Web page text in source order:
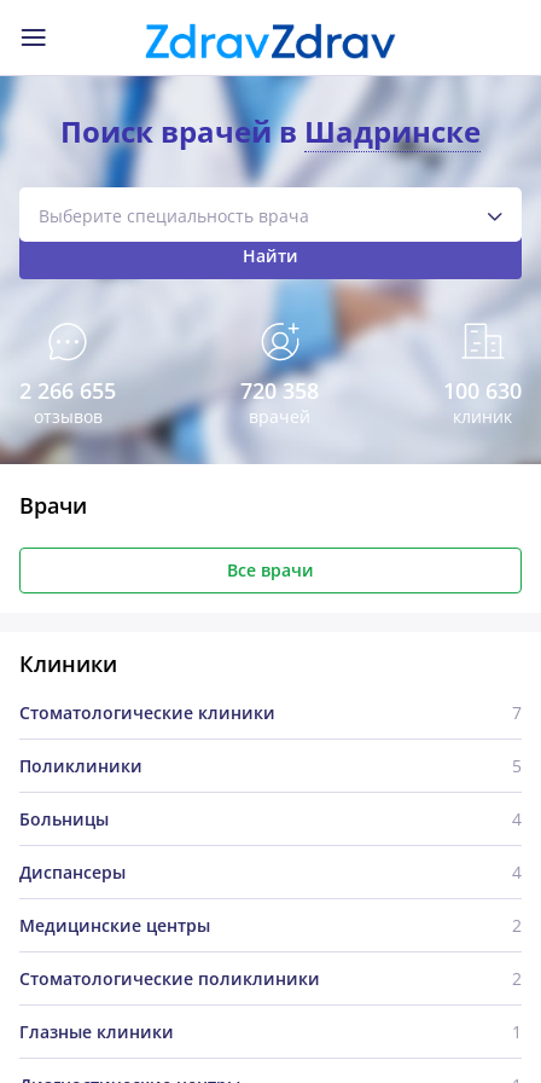
Поиск врачей в Шадринске
Найти
2 266 655
отзывов
720 358
врачей
100 630
клиник
Врачи
Все врачи
Клиники
Стоматологические клиники 7
Поликлиники 5
Больницы 4
Диспансеры 4
Медицинские центры 2
Стоматологические поликлиники 2
Глазные клиники 1